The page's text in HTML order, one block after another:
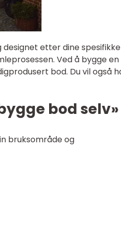
etter dine spesifikke
Ved å bygge en
bod. Du vil også
bod selv»
bruksområde og